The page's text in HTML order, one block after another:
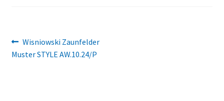
Beitragsnavigation
Vorheriger
Beitrag:
Wisniowski Zaunfelder
Muster STYLE AW.10.24/P